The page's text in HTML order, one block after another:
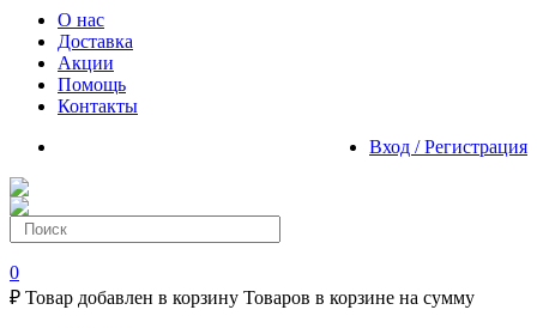
О нас
Доставка
Акции
Помощь
Контакты
Вход / Регистрация
0
₽ Товар добавлен в корзину Товаров в корзине на сумму